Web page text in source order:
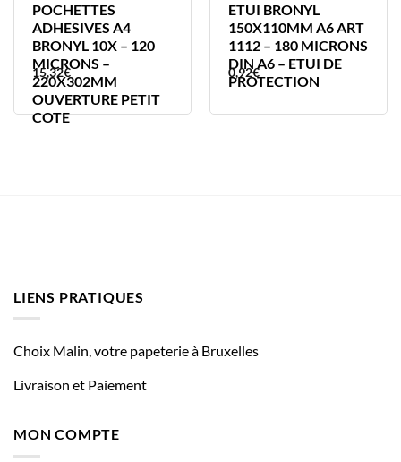
POCHETTES
ADHESIVES A4
BRONYL 10X – 120
MICRONS –
220X302MM
OUVERTURE PETIT
COTE
15,32€
ETUI BRONYL
150X110MM A6 ART
1112 – 180 MICRONS
DIN A6 – ETUI DE
PROTECTION
0,92€
LIENS PRATIQUES
Choix Malin, votre papeterie à Bruxelles
Livraison et Paiement
MON COMPTE